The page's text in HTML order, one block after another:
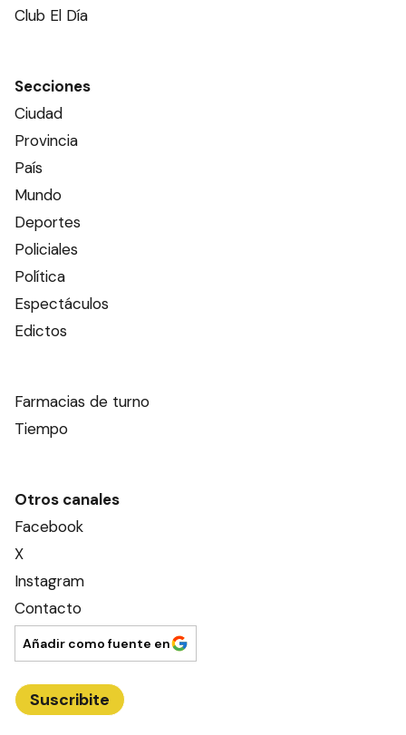
Club El Día
Secciones
Ciudad
Provincia
País
Mundo
Deportes
Policiales
Política
Espectáculos
Edictos
Farmacias de turno
Tiempo
Otros canales
Facebook
X
Instagram
Contacto
Añadir como fuente en
Suscribite